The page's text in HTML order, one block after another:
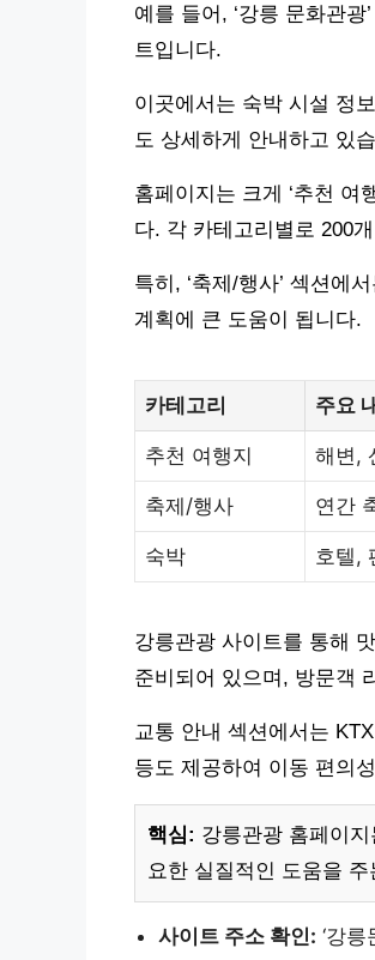
예를 들어, ‘강릉 문화관
트입니다.
이곳에서는 숙박 시설 정
도 상세하게 안내하고 있
홈페이지는 크게 ‘추천 여
다. 각 카테고리별로 200
특히, ‘축제/행사’ 섹션에
계획에 큰 도움이 됩니다.
카테고리 주요
추천 여행지 해변,
축제/행사 연간
숙박 호텔,
강릉관광 사이트를 통해
준비되어 있으며, 방문객
교통 안내 섹션에서는
등도 제공하여 이동 편의
핵심: 강릉관광 홈페이
요한 실질적인 도움을
사이트 주소 확인: ‘강